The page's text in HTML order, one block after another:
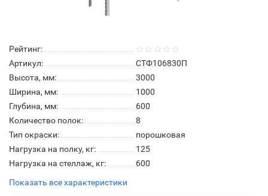
Рейтинг:
Артикул:
СТФ106830П
Высота, мм:
3000
Ширина, мм:
1000
Глубина, мм:
600
Количество полок:
8
Тип окраски:
порошковая
Нагрузка на полку, кг:
125
Нагрузка на стеллаж, кг:
600
Показать все характеристики